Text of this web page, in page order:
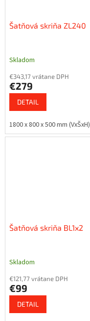
Šatňová skriňa ZL240
Skladom
€343,17 vrátane DPH
€279
DETAIL
1800 x 800 x 500 mm (VxŠxH)
Šatňová skriňa BL1x2
Skladom
€121,77 vrátane DPH
€99
DETAIL